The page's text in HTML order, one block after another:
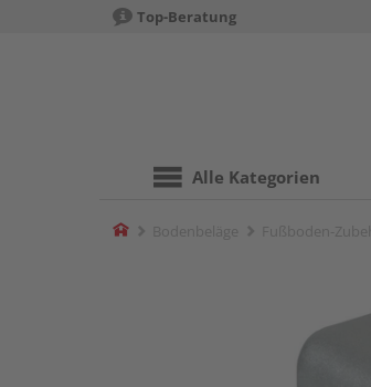
Top-Beratung
Alle Kategorien
Home